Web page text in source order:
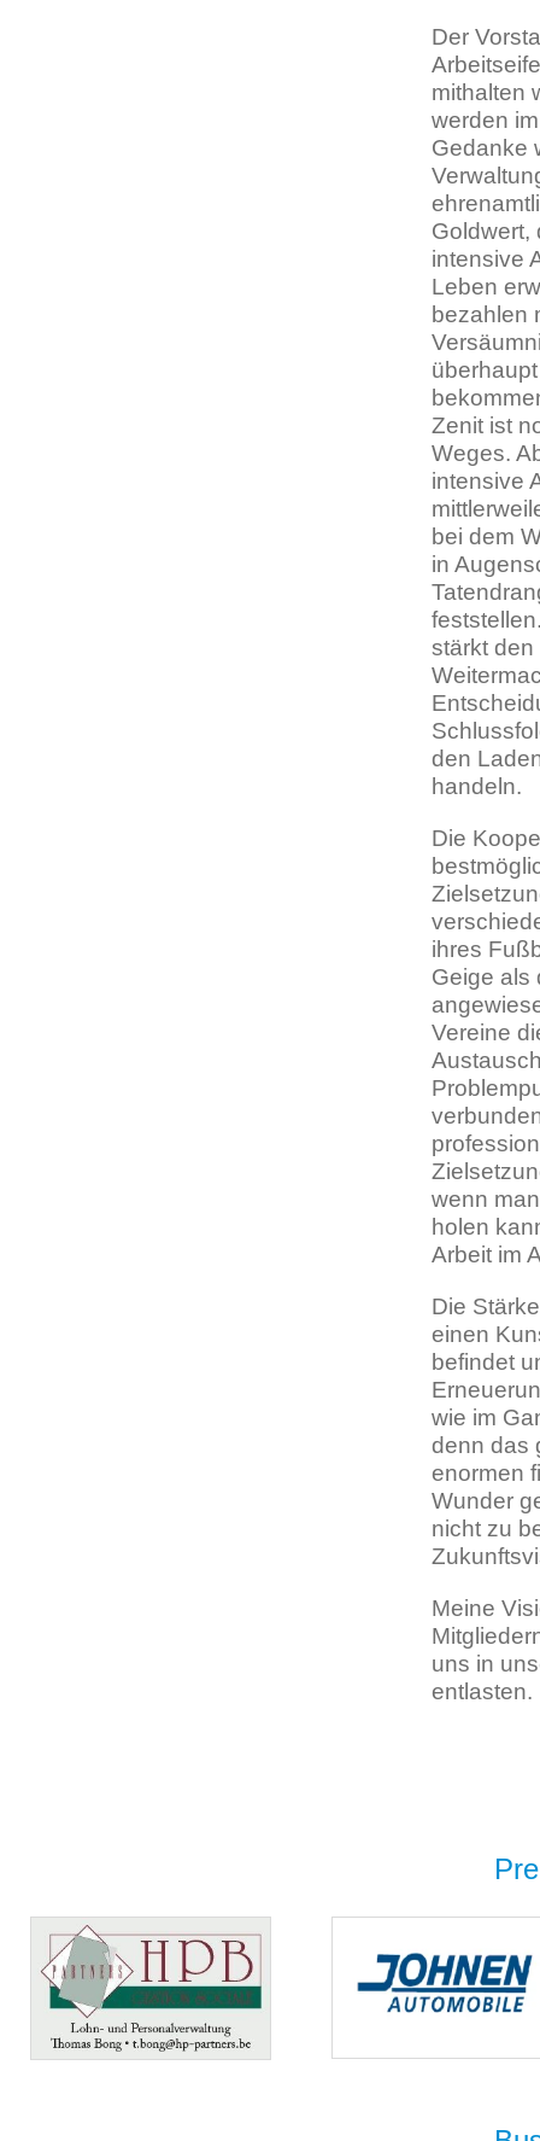
Der
mithalten
werden
Gedanke
Goldwert,
intensive
Leben
bezahlen
Zenit ist
Weges.
intensive
bei dem
in
stärkt
den
handeln.
Die
ihres
Geige als
Vereine
wenn
holen
Arbeit im
Die
einen
befindet
wie im
denn das
enormen
Wunder
nicht zu
Meine
uns in
entlasten.